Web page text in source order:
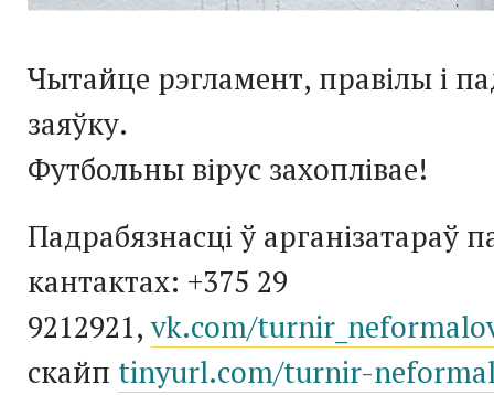
Чытайце рэгламент, правілы і
заяўку.
Футбольны вірус захоплівае!
Падрабязнасці ў арганізатараў
кантактах: +375 29
9212921,vk.com/
скайп tinyurl.com/turnir-